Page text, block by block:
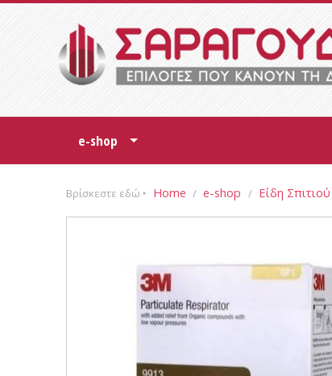
e-shop
Βρίσκεστε εδώ ‣ Home / e-shop / Είδη Σπιτιού